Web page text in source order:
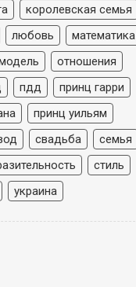
королевская семья
любовь
математика
отношения
пдд
принц гарри
принц уильям
свадьба
семья
стиль
украина